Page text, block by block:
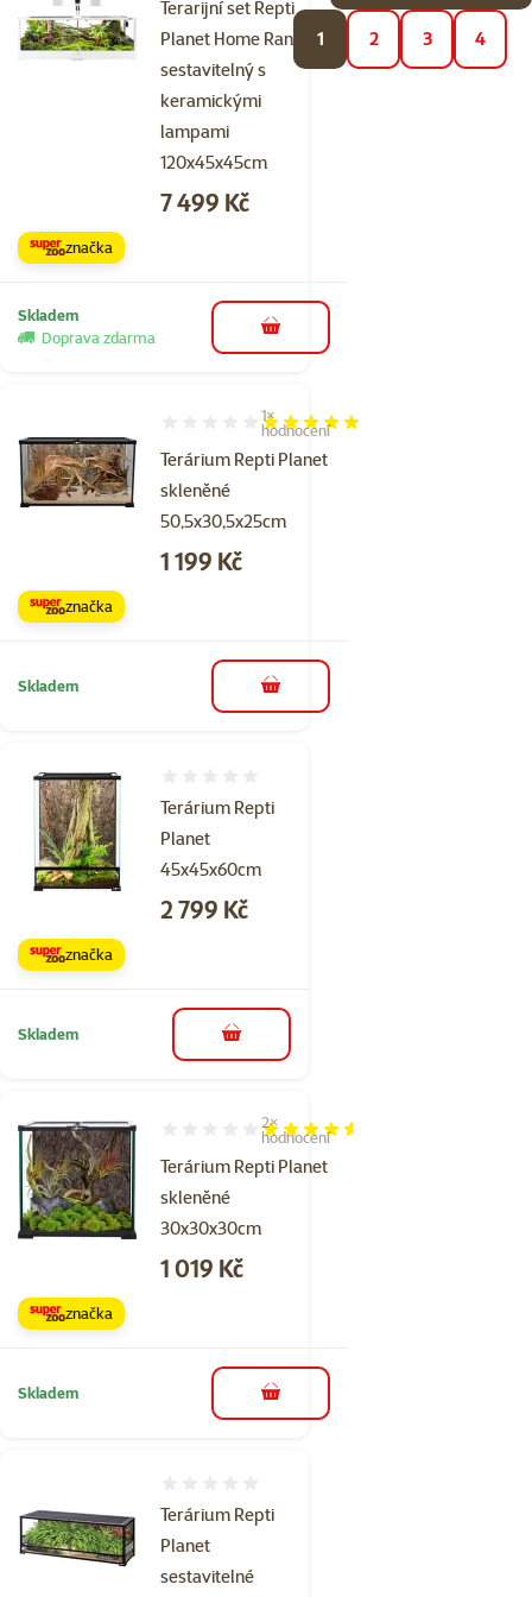
Terarijní set Repti
Planet Home Range
sestavitelný s
keramickými
lampami
120x45x45cm
Cena
7 499 Kč
značka
Skladem
Doprava zdarma
do košíku
Terárium Repti Planet
skleněné
50,5x30,5x25cm
Hodnocení 100%, počet hodnocení: 1
1×
hodnocení
Cena
1 199 Kč
značka
Skladem do košíku
Terárium Repti
Planet
45x45x60cm
Cena
2 799 Kč
značka
Skladem do košíku
Terárium Repti Planet
skleněné
30x30x30cm
Hodnocení 90%, počet hodnocení: 2
2×
hodnocení
Cena
1 019 Kč
značka
Skladem do košíku
Terárium Repti
Planet
sestavitelné
1 2 3 4